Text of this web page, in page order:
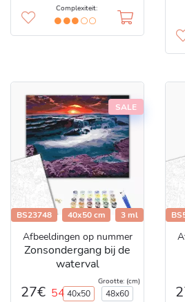
Complexiteit:
SALE
BS23748 40x50 cm 3 ml
Afbeeldingen op nummer
Zonsondergang bij de
waterval
27€ 54
Grootte: (cm)
40x50
48x60